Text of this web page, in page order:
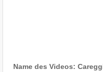
Name des Videos: